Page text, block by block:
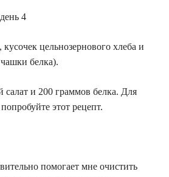
4
цельнозернового хлеба и
белка).
и 200 граммов белка. Для
этот рецепт.
помогает мне очистить